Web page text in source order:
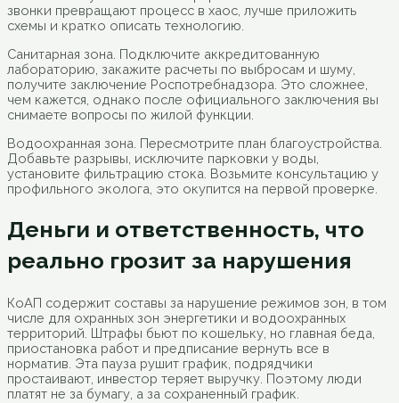
звонки превращают процесс в хаос, лучше приложить
схемы и кратко описать технологию.
Санитарная зона. Подключите аккредитованную
лабораторию, закажите расчеты по выбросам и шуму,
получите заключение Роспотребнадзора. Это сложнее,
чем кажется, однако после официального заключения вы
снимаете вопросы по жилой функции.
Водоохранная зона. Пересмотрите план благоустройства.
Добавьте разрывы, исключите парковки у воды,
установите фильтрацию стока. Возьмите консультацию у
профильного эколога, это окупится на первой проверке.
Деньги и ответственность, что
реально грозит за нарушения
КоАП содержит составы за нарушение режимов зон, в том
числе для охранных зон энергетики и водоохранных
территорий. Штрафы бьют по кошельку, но главная беда,
приостановка работ и предписание вернуть все в
норматив. Эта пауза рушит график, подрядчики
простаивают, инвестор теряет выручку. Поэтому люди
платят не за бумагу, а за сохраненный график.